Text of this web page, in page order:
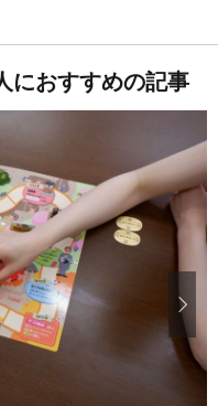
におすすめの記事